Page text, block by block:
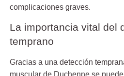
complicaciones graves.
La importancia vital del
temprano
Gracias a una detección